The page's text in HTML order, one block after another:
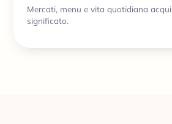
Mercati, menu e vita quotidiana
significato.